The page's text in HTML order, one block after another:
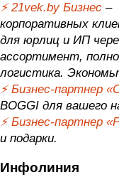
⚡️ 21vek.by Бизнес –
корпоративных
для юрлиц и ИП
ассортимент,
логистика.
⚡️Бизнес-партнер
BOGGI для вашего
⚡️ Бизнес-партнер
и подарки.
Инфолиния